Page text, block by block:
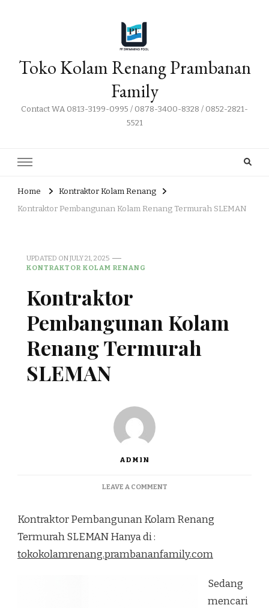
Toko Kolam Renang Prambanan
Family
Contact WA 0813-3199-0995 / 0878-3400-8328 / 0852-2821-
5521
Home
Kontraktor Kolam Renang
Kontraktor Pembangunan Kolam Renang Termurah SLEMAN
UPDATED ONJULY 21, 2025
KONTRAKTOR KOLAM RENANG
Kontraktor
Pembangunan Kolam
Renang Termurah
SLEMAN
ADMIN
LEAVE A COMMENTON
KOLAM
SLEMAN
Kontraktor Pembangunan Kolam Renang
Termurah SLEMAN Hanya di :
tokokolamrenang.prambananfamily.com
Sedang
mencari